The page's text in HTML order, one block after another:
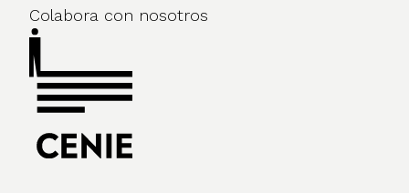
Colabora con nosotros